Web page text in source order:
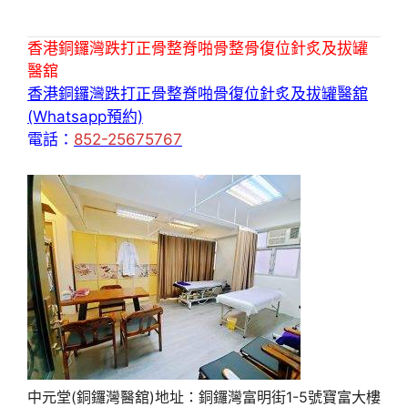
香港銅鑼灣跌打正骨整脊啪骨整骨復位針炙及拔罐
醫舘
香港銅鑼灣跌打正骨整脊啪骨復位針炙及拔罐醫舘
(Whatsapp預約)
電話： 852-25675767
中元堂(銅鑼灣醫舘)地址：銅鑼灣富明街1-5號寶富大樓